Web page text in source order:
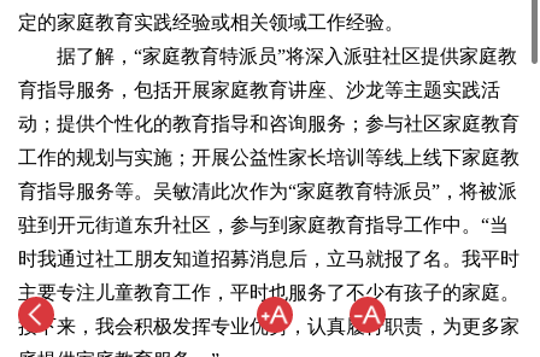
定的家庭教育实践经验或相关领域工作经验。
据了解，“家庭教育特派员”将深入派驻社区提供家庭教
育指导服务，包括开展家庭教育讲座、沙龙等主题实践活
动；提供个性化的教育指导和咨询服务；参与社区家庭教育
工作的规划与实施；开展公益性家长培训等线上线下家庭教
育指导服务等。吴敏清此次作为“家庭教育特派员”，将被派
驻到开元街道东升社区，参与到家庭教育指导工作中。“当
时我通过社工朋友知道招募消息后，立马就报了名。我平时
主要专注儿童教育工作，平时也服务了不少有孩子的家庭。
接下来，我会积极发挥专业优势，认真履行职责，为更多家